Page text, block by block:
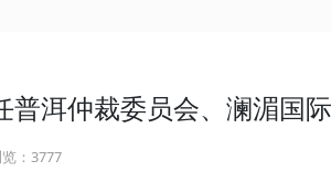
普洱仲裁委员会、澜湄国
：3777